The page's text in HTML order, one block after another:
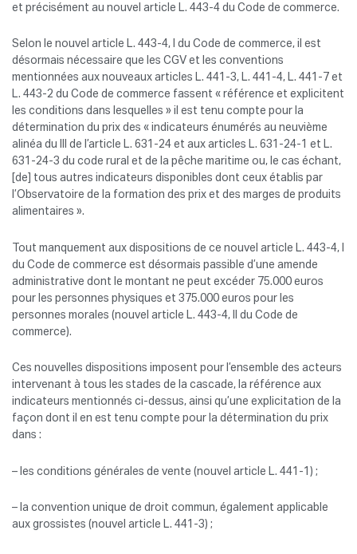
et précisément au nouvel article L. 443-4 du Code de commerce.
Selon le nouvel article L. 443-4, I du Code de commerce, il est
désormais nécessaire que les CGV et les conventions
mentionnées aux nouveaux articles L. 441-3, L. 441-4, L. 441-7 et
L. 443-2 du Code de commerce fassent « référence et explicitent
les conditions dans lesquelles » il est tenu compte pour la
détermination du prix des « indicateurs énumérés au neuvième
alinéa du III de l’article L. 631-24 et aux articles L. 631-24-1 et L.
631-24-3 du code rural et de la pêche maritime ou, le cas échant,
[de] tous autres indicateurs disponibles dont ceux établis par
l’Observatoire de la formation des prix et des marges de produits
alimentaires ».
Tout manquement aux dispositions de ce nouvel article L. 443-4, I
du Code de commerce est désormais passible d’une amende
administrative dont le montant ne peut excéder 75.000 euros
pour les personnes physiques et 375.000 euros pour les
personnes morales (nouvel article L. 443-4, II du Code de
commerce).
Ces nouvelles dispositions imposent pour l’ensemble des acteurs
intervenant à tous les stades de la cascade, la référence aux
indicateurs mentionnés ci-dessus, ainsi qu’une explicitation de la
façon dont il en est tenu compte pour la détermination du prix
dans :
– les conditions générales de vente (nouvel article L. 441-1) ;
– la convention unique de droit commun, également applicable
aux grossistes (nouvel article L. 441-3) ;